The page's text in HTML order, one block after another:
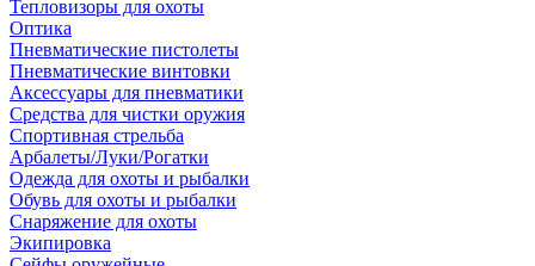
Тепловизоры для охоты
Оптика
Пневматические пистолеты
Пневматические винтовки
Аксессуары для пневматики
Средства для чистки оружия
Спортивная стрельба
Арбалеты/Луки/Рогатки
Одежда для охоты и рыбалки
Обувь для охоты и рыбалки
Снаряжение для охоты
Экипировка